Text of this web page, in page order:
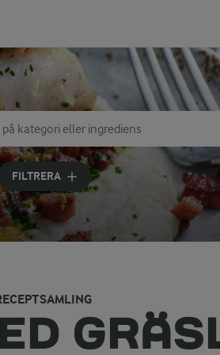
på kategori eller ingrediens
in sökord för att få förslag
FILTRERA